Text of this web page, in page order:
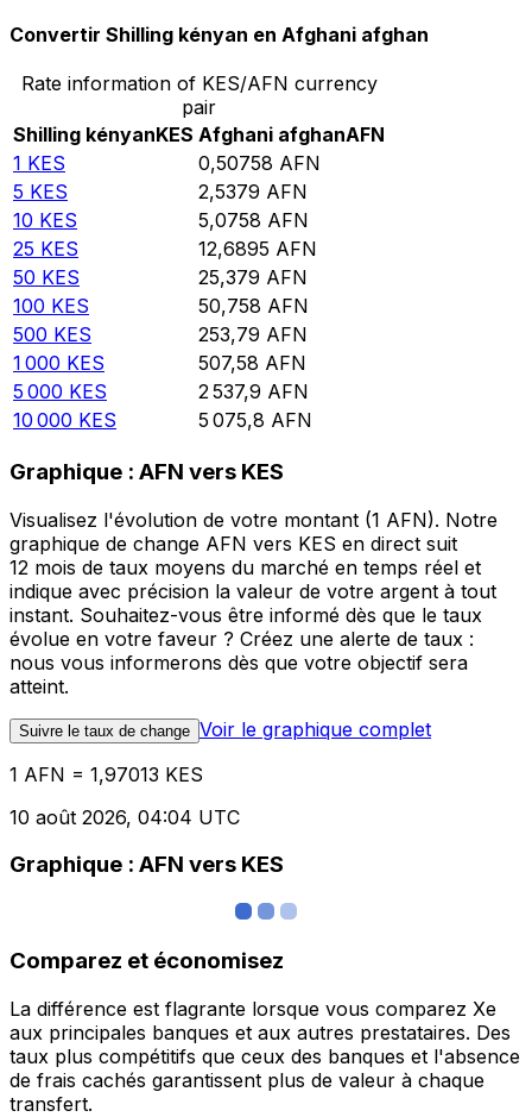
Convertir Shilling kényan en Afghani afghan
Rate information of KES/AFN currency
pair
Shilling kényanKES Afghani afghanAFN
1 KES 0,50758 AFN
5 KES 2,5379 AFN
10 KES 5,0758 AFN
25 KES 12,6895 AFN
50 KES 25,379 AFN
100 KES 50,758 AFN
500 KES 253,79 AFN
1 000 KES 507,58 AFN
5 000 KES 2 537,9 AFN
10 000 KES 5 075,8 AFN
Graphique : AFN vers KES
Visualisez l'évolution de votre montant (1 AFN). Notre
graphique de change AFN vers KES en direct suit
12 mois de taux moyens du marché en temps réel et
indique avec précision la valeur de votre argent à tout
instant. Souhaitez-vous être informé dès que le taux
évolue en votre faveur ? Créez une alerte de taux :
nous vous informerons dès que votre objectif sera
atteint.
Suivre le taux de change Voir le graphique complet
1 AFN = 1,97013 KES
10 août 2026, 04:04 UTC
Graphique : AFN vers KES
Comparez et économisez
La différence est flagrante lorsque vous comparez Xe
aux principales banques et aux autres prestataires. Des
taux plus compétitifs que ceux des banques et l'absence
de frais cachés garantissent plus de valeur à chaque
transfert.